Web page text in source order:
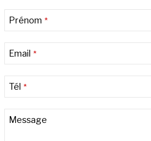
Prénom *
Email *
Tél *
Message